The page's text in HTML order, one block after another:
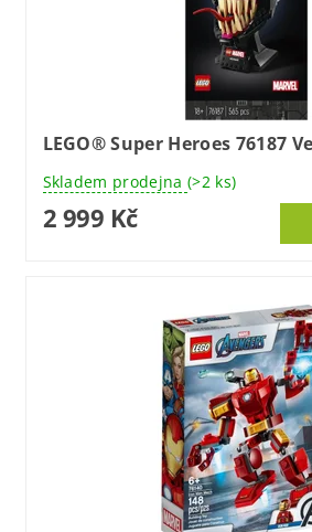
LEGO® Super Heroes 76187
Skladem prodejna (>2 ks)
2 999 Kč